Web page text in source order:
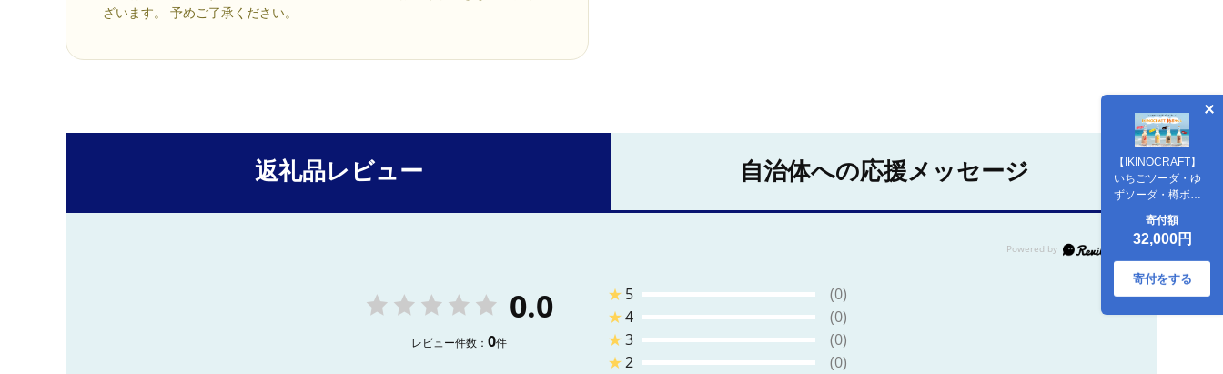
ざいます。 予めご了承ください。
【IKINOCRAFT】
いちごソーダ・ゆ
ずソーダ・樽ボー
本（各4本）ケース
入 《壱岐市》【壱
岐の蔵酒造】 酒 お
酒 焼酎 麦焼酎 むぎ
焼酎 [JBK032]
寄付額
32,000円
寄付をする
返礼品レビュー 自治体への応援メッセージ
0.0
レビュー件数： 0件
★ 5
(0)
★4
(0)
★3
(0)
★2
(0)